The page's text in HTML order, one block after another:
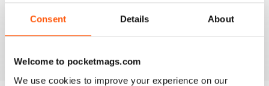
Consent Details About
Welcome to pocketmags.com
We use cookies to improve your experience on our
F2 CAMERACRAFT
very enjoyable